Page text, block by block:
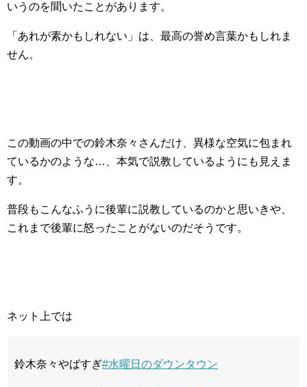
いうのを聞いたことがあります。
「あれが素かもしれない」は、最高の誉め言葉かもしれま
せん。
この動画の中での鈴木奈々さんだけ、異様な空気に包まれ
ているかのような…、本気で説教しているようにも見えま
す。
普段もこんなふうに後輩に説教しているのかと思いきや、
これまで後輩に怒ったことがないのだそうです。
ネット上では
鈴木奈々やばすぎ#水曜日のダウンタウン